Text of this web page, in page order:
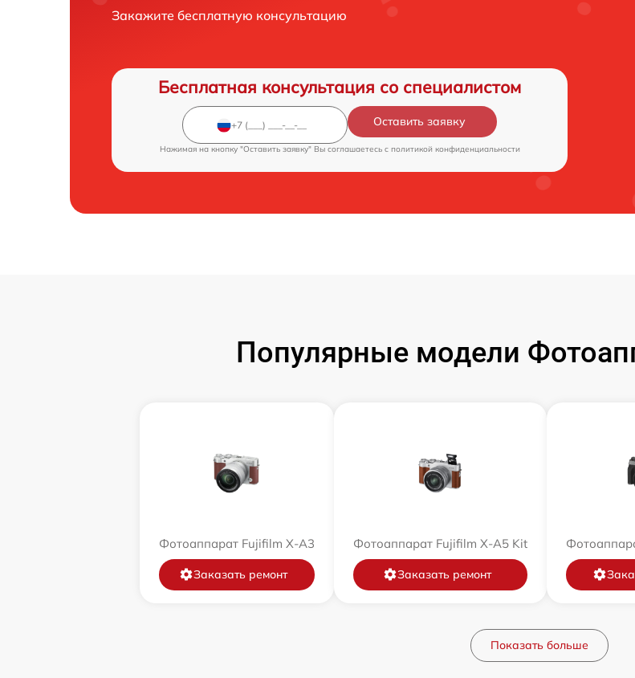
Закажите бесплатную консультацию
Бесплатная консультация со специалистом
Оставить заявку
Нажимая на кнопку "Оставить заявку" Вы соглашаетесь c политикой конфиденциальности
Популярные модели
Фотоаппарат Fujifilm X-A3
Заказать ремонт
Фотоаппарат Fujifilm X-A5 Kit
Заказать ремонт
Показать больше